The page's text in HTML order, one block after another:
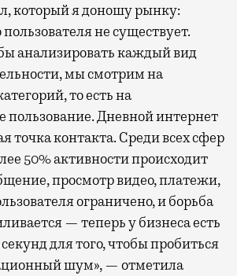
который я доношу рынку:
не существует.
анализировать каждый вид
мы смотрим на
то есть на
пользование. Дневной интернет
точка контакта. Среди всех сфер
50% активности происходит
просмотр видео, платежи,
ограничено, и борьба
— теперь у бизнеса есть
для того, чтобы пробиться
шум», — отметила